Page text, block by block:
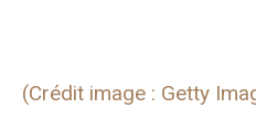
(Crédit image : Getty